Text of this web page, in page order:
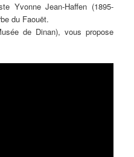
Yvonne Jean-Haffen (1895-
du Faouët.
de Dinan), vous propose